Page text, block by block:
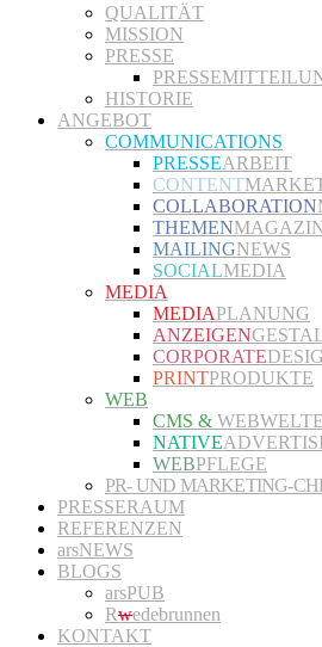
QUALITÄT
MISSION
PRESSE
HISTORIE
ANGEBOT
COMMUNICATIONS
PRESSEARBEIT
CONTENT
COLLABORATION
THEMEN
MAILINGNEWS
SOCIALMEDIA
MEDIA
MEDIAPLANUNG
ANZEIGEN
CORPORATE
PRINTPRODUKTE
WEB
CMS &
NATIVE
WEBPFLEGE
PR- UND MARKETING-
PRESSERAUM
REFERENZEN
arsNEWS
BLOGS
arsPUB
Rwedebrunnen
KONTAKT